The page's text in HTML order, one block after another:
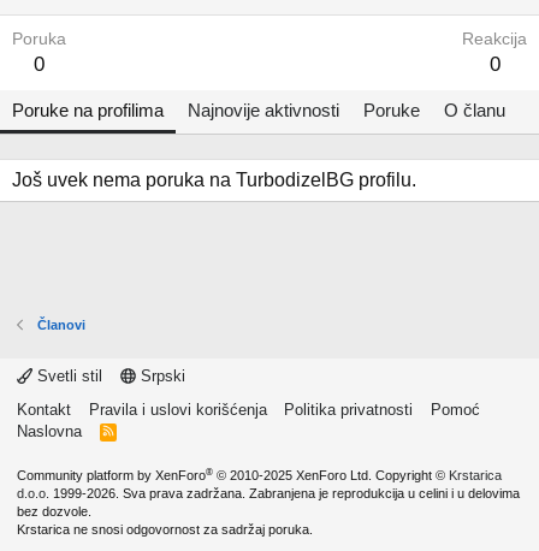
Poruka
0
Reakcija
0
Poruke na profilima Najnovije aktivnosti Poruke O članu
Još uvek nema poruka na TurbodizelBG profilu.
Članovi
Svetli stil
Srpski
Kontakt
Pravila i uslovi korišćenja Politika privatnosti
Pomoć
Naslovna
R
Community platform by XenForo® © 2010-2025 XenForo Ltd. Copyright © Krstarica
d.o.o. 1999-2026. Sva prava zadržana. Zabranjena je reprodukcija u celini i u delovima
bez dozvole.
Krstarica ne snosi odgovornost za sadržaj poruka.